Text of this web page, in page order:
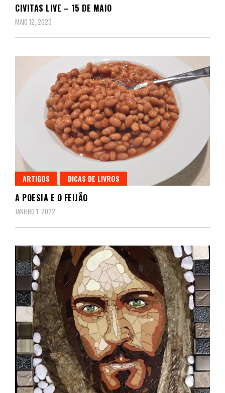
CIVITAS LIVE – 15 DE MAIO
MAIO 12, 2023
ARTIGOS DICAS DE LIVROS
A POESIA E O FEIJÃO
JANEIRO 1, 2022